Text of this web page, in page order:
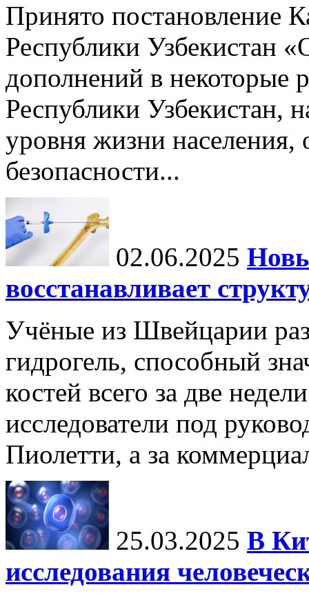
Принято постановление
Республики Узбекистан
дополнений в некоторые
Республики Узбекистан,
уровня жизни населения,
безопасности...
02.06.2025
восстанавливает
Учёные из Швейцарии
гидрогель, способный
костей всего за две
исследователи под
Пиолетти, а за
25.03.2025 В
исследования